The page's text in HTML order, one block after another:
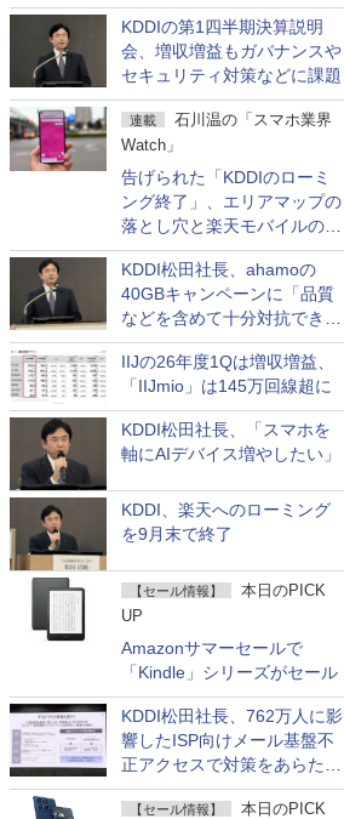
KDDIの第1四半期決算説明
会、増収増益もガバナンスや
セキュリティ対策などに課題
連載
石川温の「スマホ業界
Watch」
告げられた「KDDIのローミ
ング終了」、エリアマップの
落とし穴と楽天モバイルの課
題
KDDI松田社長、ahamoの
40GBキャンペーンに「品質
などを含めて十分対抗でき
る」
IIJの26年度1Qは増収増益、
「IIJmio」は145万回線超に
KDDI松田社長、「スマホを
軸にAIデバイス増やしたい」
KDDI、楽天へのローミング
を9月末で終了
【セール情報】
本日のPICK
UP
Amazonサマーセールで
「Kindle」シリーズがセール
KDDI松田社長、762万人に影
響したISP向けメール基盤不
正アクセスで対策をあらため
て説明
【セール情報】
本日のPICK